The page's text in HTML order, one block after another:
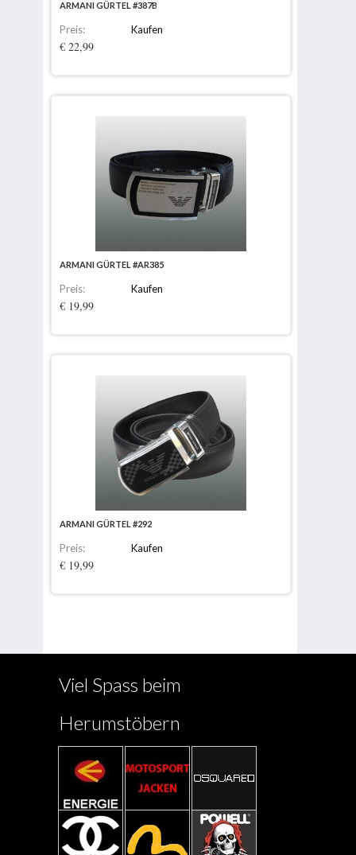
ARMANI GÜRTEL #387B
Preis:
€ 22,99
Kaufen
ARMANI GÜRTEL #AR385
Preis:
€ 19,99
Kaufen
ARMANI GÜRTEL #292
Preis:
€ 19,99
Kaufen
Viel Spass beim
Herumstöbern